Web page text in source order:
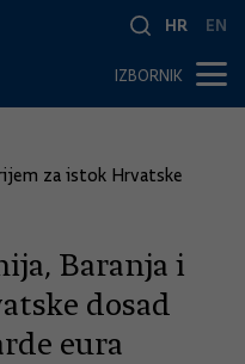
HR EN
IZBORNIK
za istok Hrvatske
Baranja i
dosad
eura